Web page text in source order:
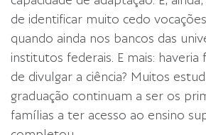
de identificar muito cedo
quando ainda nos bancos das
institutos federais. E mais: haveria
de divulgar a ciência? Muitos
graduação continuam a ser os
famílias a ter acesso ao ensino